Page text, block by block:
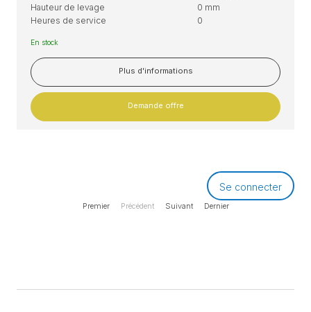
Hauteur de levage
0 mm
Heures de service
0
En stock
Plus d'informations
Demande offre
Se connecter
Premier Précédent Suivant Dernier